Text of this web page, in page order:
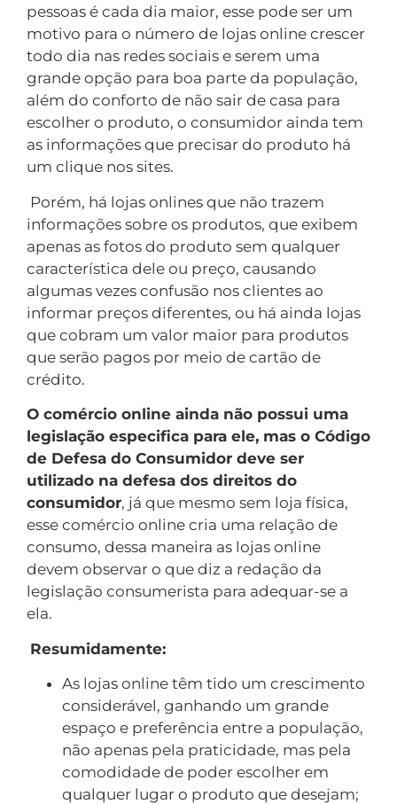
pessoas é cada dia maior, esse pode ser um
motivo para o número de lojas online crescer
todo dia nas redes sociais e serem uma
grande opção para boa parte da população,
além do conforto de não sair de casa para
escolher o produto, o consumidor ainda tem
as informações que precisar do produto há
um clique nos sites.
Porém, há lojas onlines que não trazem
informações sobre os produtos, que exibem
apenas as fotos do produto sem qualquer
característica dele ou preço, causando
algumas vezes confusão nos clientes ao
informar preços diferentes, ou há ainda lojas
que cobram um valor maior para produtos
que serão pagos por meio de cartão de
crédito.
O comércio online ainda não possui uma
legislação especifica para ele, mas o Código
de Defesa do Consumidor deve ser
utilizado na defesa dos direitos do
consumidor, já que mesmo sem loja física,
esse comércio online cria uma relação de
consumo, dessa maneira as lojas online
devem observar o que diz a redação da
legislação consumerista para adequar-se a
ela.
Resumidamente:
As lojas online têm tido um crescimento
considerável, ganhando um grande
espaço e preferência entre a população,
não apenas pela praticidade, mas pela
comodidade de poder escolher em
qualquer lugar o produto que desejam;